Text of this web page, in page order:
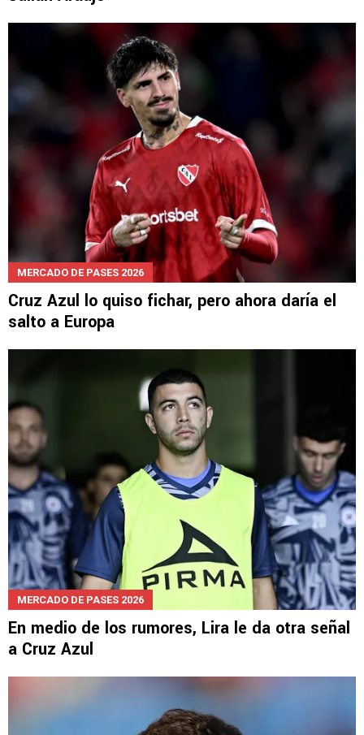
Oficial: Cruz Azul se queda sin el fichaje de
Cruz Azul lo quiso fichar, pero ahora daría el
salto a Europa
En medio de los rumores, Lira le da otra señal
a Cruz Azul